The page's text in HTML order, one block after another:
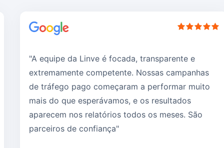
"A equipe da Linve é focada, transparente e
extremamente competente. Nossas campanhas
de tráfego pago começaram a performar muito
mais do que esperávamos, e os resultados
aparecem nos relatórios todos os meses. São
parceiros de confiança"